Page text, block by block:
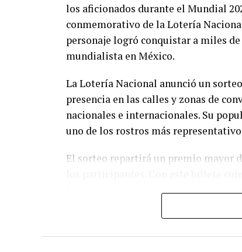
los aficionados durante el Mundial
conmemorativo de la Lotería
personaje logró conquistar a miles
mundialista en México.
La Lotería Nacional anunció un
presencia en las calles y zonas de
nacionales e internacionales. Su
uno de los rostros más
El sorteo repartirá un premio mayor
fenómenos más inesperados y
personaje espontáneo logró ganarse
El “Pato Merlín” pasó de animar las